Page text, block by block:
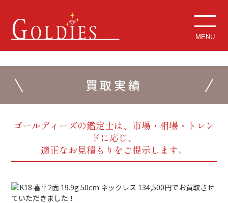
MENU
買取実績
ゴールディーズの鑑定士は、市場・相場・トレン
ドに応じ、
適正なお見積もりをご提示します。